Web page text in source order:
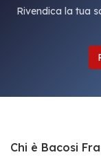
Rivendica la tua
Chi è Bacosi